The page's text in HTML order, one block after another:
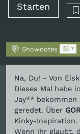
Starten
Shownotes 7
Na, Du! - Von
Dieses Mal habe
Jay** bekommen
geredet. Über GOR
Kinky-Inspiration.
Wenn ihr glaubt,